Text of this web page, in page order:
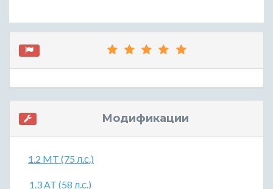
Модификации
1.2 MT (75 л.с.)
1.3 AT (58 л.с.)